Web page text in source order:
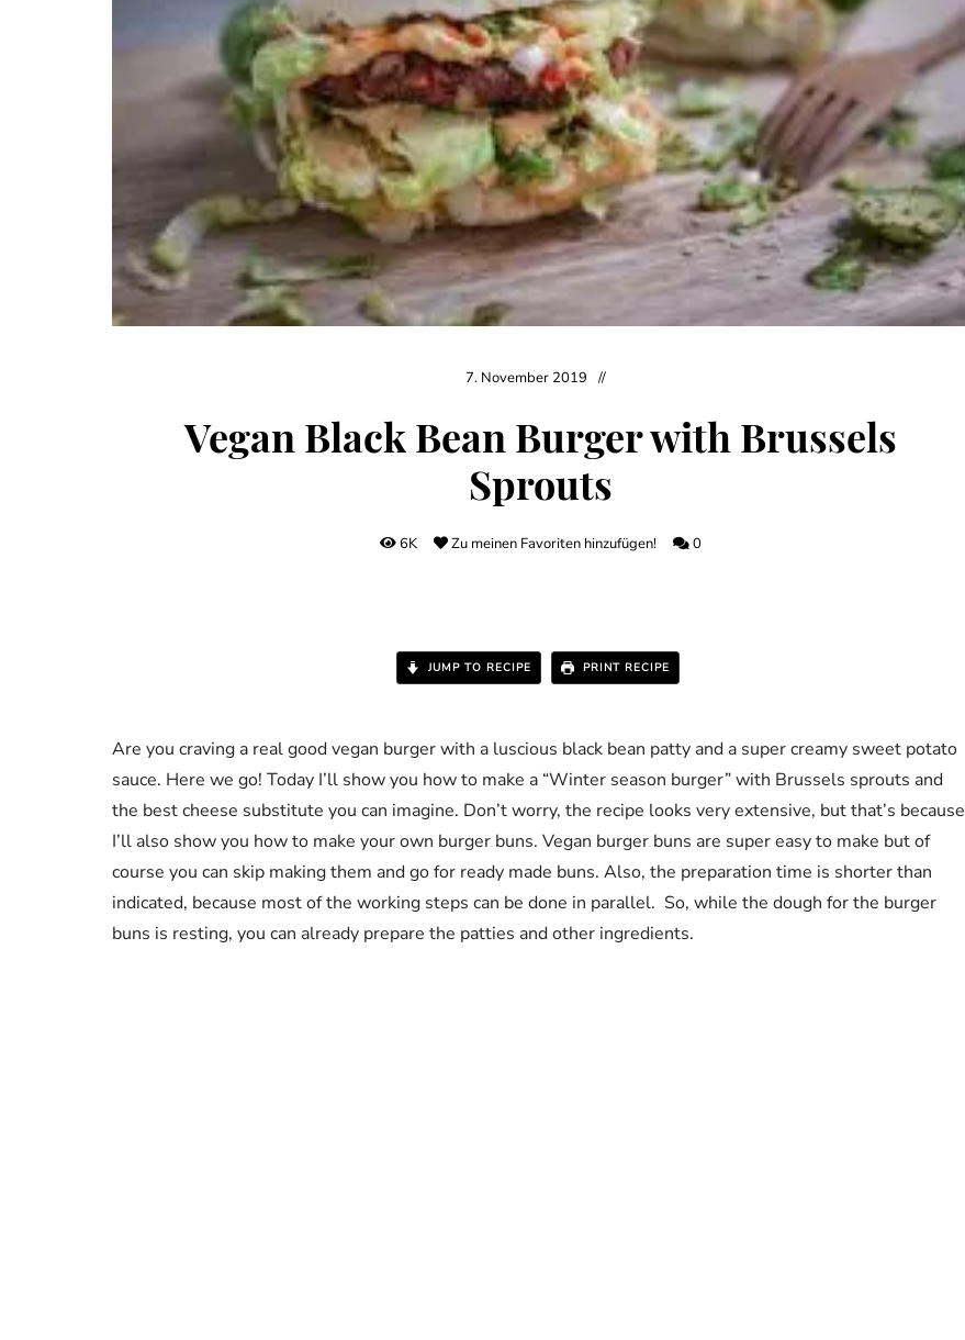
7. November 2019
Vegan Black Bean Burger with Brussels
Sprouts
6K Zu meinen Favoriten hinzufügen! 0
JUMP TO RECIPE PRINT RECIPE
Are you craving a real good vegan burger with a luscious black bean patty and a super creamy sweet potato
sauce. Here we go! Today I’ll show you how to make a “Winter season burger” with Brussels sprouts and
the best cheese substitute you can imagine. Don’t worry, the recipe looks very extensive, but that’s because
I’ll also show you how to make your own burger buns. Vegan burger buns are super easy to make but of
course you can skip making them and go for ready made buns. Also, the preparation time is shorter than
indicated, because most of the working steps can be done in parallel. So, while the dough for the burger
buns is resting, you can already prepare the patties and other ingredients.